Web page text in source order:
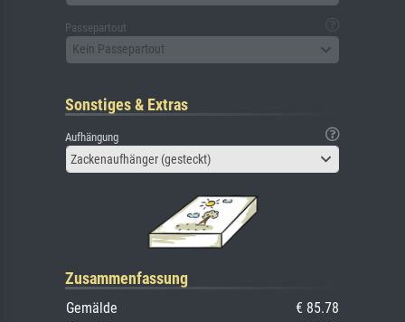
Passepartout
Kein Passepartout
Sonstiges & Extras
Aufhängung
Zackenaufhänger (gesteckt)
Zusammenfassung
Gemälde
€ 85.78